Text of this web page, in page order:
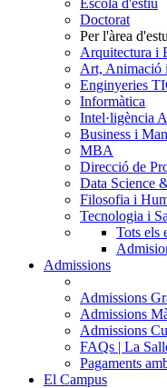
Escola d'estiu
Doctorat
Per l'àrea
Arquitectura i
Art, Animació
Enginyeries
Informàtica
Intel·ligència
Business i
MBA
Direcció de
Data Science
Filosofia i
Tecnologia i
Tots els
Admissions
Admissions
Admissions
Admissions
FAQs | La
Pagaments
El Campus